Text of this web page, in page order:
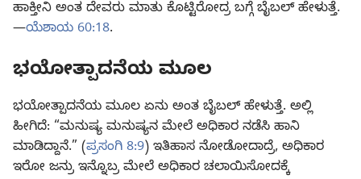
ಹಾಕ್ತೀನಿ ಅಂತ ದೇವರು ಮಾತು ಕೊಟ್ಟಿರೋದ್ರ ಬಗ್ಗೆ ಬೈಬಲ್‌ ಹೇಳುತ್ತೆ.
—ಯೆಶಾಯ 60:18.
ಭಯೋತ್ಪಾದನೆಯ ಮೂಲ
ಭಯೋತ್ಪಾದನೆಯ ಮೂಲ ಏನು ಅಂತ ಬೈಬಲ್‌ ಹೇಳುತ್ತೆ. ಅಲ್ಲಿ
ಹೀಗಿದೆ: “ಮನುಷ್ಯ ಮನುಷ್ಯನ ಮೇಲೆ ಅಧಿಕಾರ ನಡೆಸಿ ಹಾನಿ
ಮಾಡಿದ್ದಾನೆ.” (ಪ್ರಸಂಗಿ 8:9) ಇತಿಹಾಸ ನೋಡೋದಾದ್ರೆ, ಅಧಿಕಾರ
ಇರೋ ಜನ್ರು ಇನ್ನೊಬ್ರ ಮೇಲೆ ಅಧಿಕಾರ ಚಲಾಯಿಸೋದಕ್ಕೆ